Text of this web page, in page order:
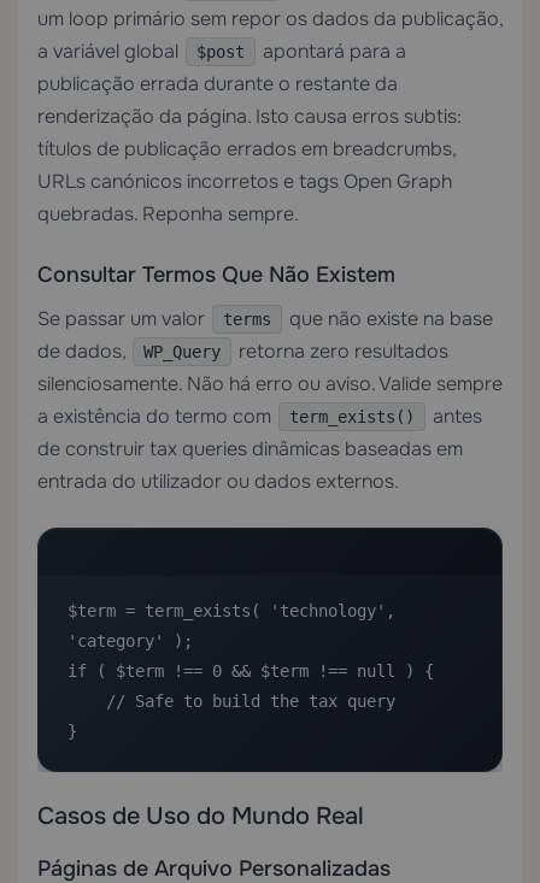
um loop primário sem repor os dados da publicação,
a variável global
$post
apontará para a
publicação errada durante o restante da
renderização da página. Isto causa erros subtis:
títulos de publicação errados em breadcrumbs,
URLs canónicos incorretos e tags Open Graph
quebradas. Reponha sempre.
Consultar Termos Que Não Existem
Se passar um valor terms
que não existe na base
de dados,
WP_Query
retorna zero resultados
silenciosamente. Não há erro ou aviso. Valide sempre
a existência do termo com
term_exists()
antes
de construir tax queries dinâmicas baseadas em
entrada do utilizador ou dados externos.
$term = term_exists( 'technology',
'category' );
if ( $term !== 0 && $term !== null ) {
}
Casos de Uso do Mundo Real
Páginas de Arquivo Personalizadas